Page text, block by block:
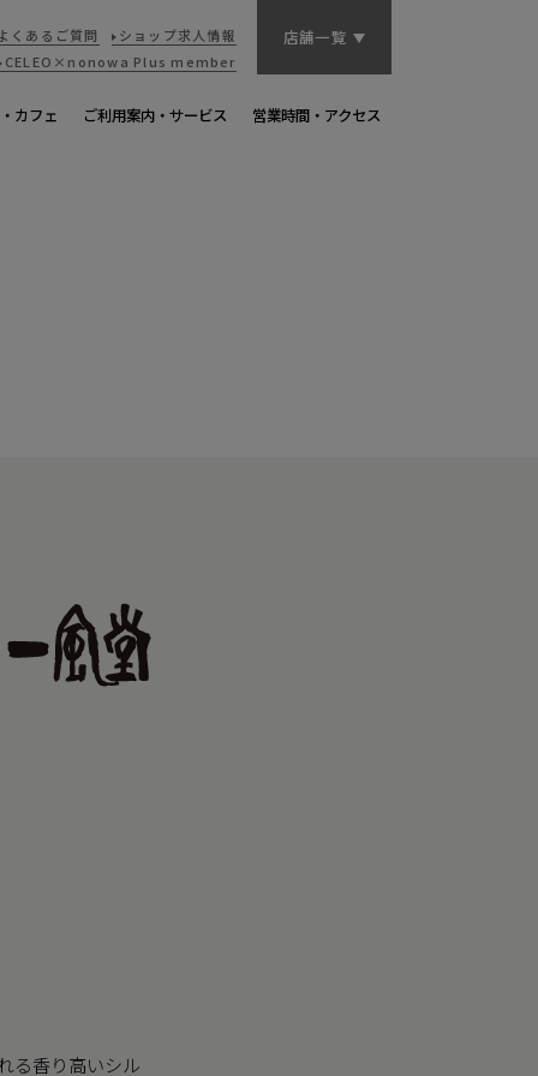
カフェ ご利用案内・サービス 営業時間・アクセス
くあるご質問
ショップ求人情報
CELEO×nonowa Plus member
店舗一覧
る香り高いシル